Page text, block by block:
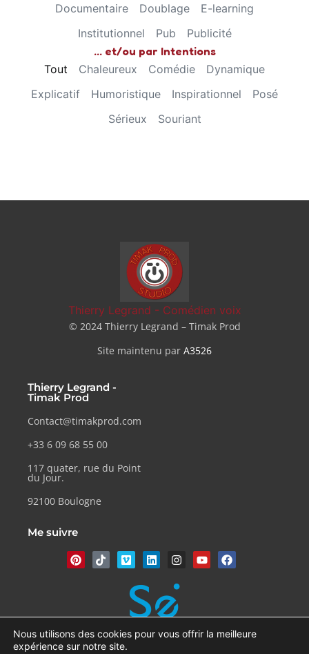
Documentaire
Doublage
E-learning
Institutionnel
Pub Publicité
... et/ou par Intentions
Chaleureux
Comédie
Dynamique
Explicatif
Humoristique Inspirationnel
Posé
Sérieux
Souriant
Tout
Thierry Legrand - Comédien voix
© 2024 Thierry Legrand – Timak Prod
Site maintenu par A3526
Thierry Legrand -
Timak Prod
Contact@timakprod.com
+33 6 09 68 55 00
117 quater, rue du Point
du Jour.
92100 Boulogne
Me suivre
Nous utilisons des cookies pour vous offrir la meilleure
expérience sur notre site.